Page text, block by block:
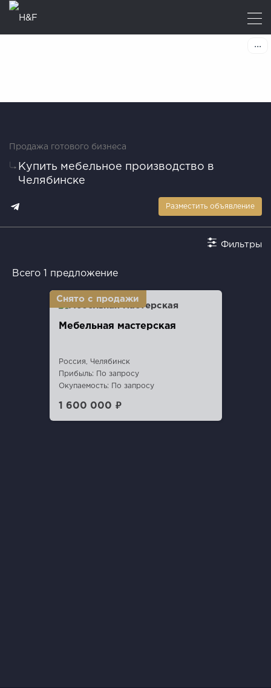
Продажа готового бизнеса
Купить мебельное производство в
Челябинске
Разместить объявление
Фильтры
Всего 1 предложение
Мебельная мастерская
Россия, Челябинск
Прибыль: По запросу
Окупаемость: По запросу
1 600 000 ₽